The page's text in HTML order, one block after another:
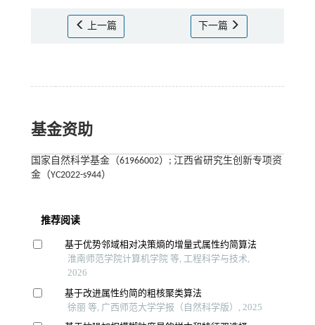
上一篇 下一篇
基金资助
国家自然科学基金（61966002）; 江西省研究生创新专项资
金（YC2022-s944）